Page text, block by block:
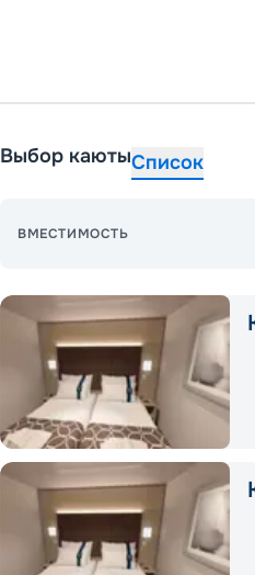
Выбор каютыСписок
ВМЕСТИМОСТЬ